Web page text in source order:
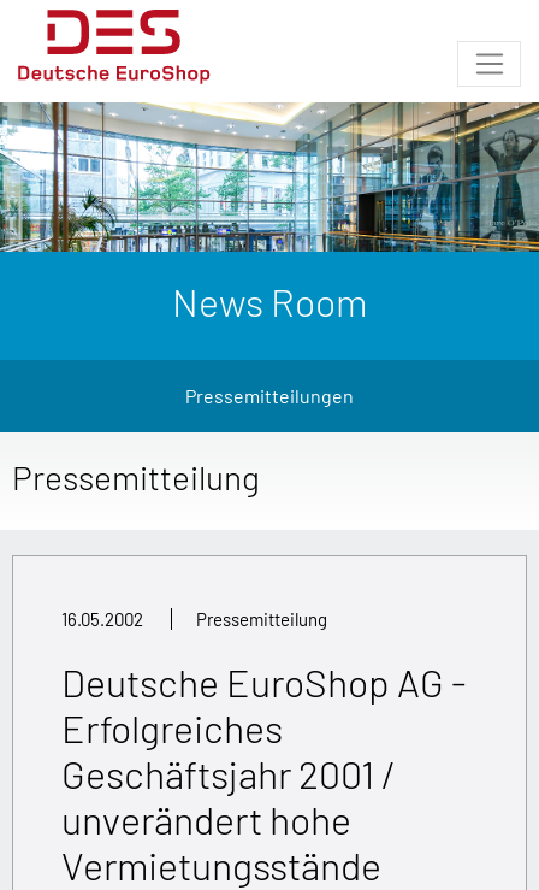
News Room
Pressemitteilungen
Pressemitteilung
16.05.2002 Pressemitteilung
Deutsche EuroShop AG -
Erfolgreiches
Geschäftsjahr 2001 /
unverändert hohe
Vermietungsstände